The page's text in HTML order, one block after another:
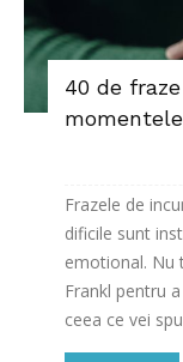
40 de
Frazele de
dificile sunt
emotional. Nu
Frankl pentru
ceea ce vei